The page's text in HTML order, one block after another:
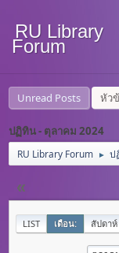
RU Library
Forum
Unread Posts หัว
ปฏิทิน - ตุลาคม 2024
RU Library Forum ► ป
«
LIST เดือน: สัปดาห์